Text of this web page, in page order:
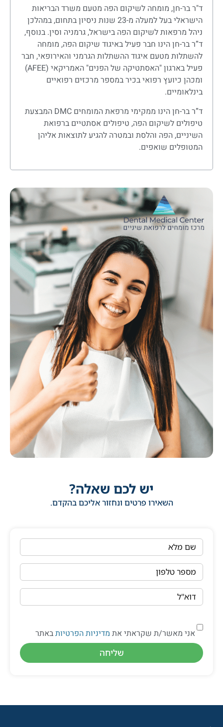
ד"ר בר-חן, מומחה לשיקום הפה מטעם משרד הבריאות
הישראלי בעל למעלה מ-23 שנות ניסיון בתחום, במהלכן
ניהל מרפאות לשיקום הפה בישראל, גרמניה וסין. בנוסף,
ד”ר בר-חן הינו חבר פעיל באיגוד שיקום הפה, מומחה
להשתלות מטעם איגוד ההשתלות הגרמני והאירופאי, חבר
פעיל בארגון "האסתטיקה של הפנים" האמריקאי (AFEE)
ומכהן כיועץ רפואי בכיר במספר מרכזים רפואיים
בינלאומיים.
ד”ר בר-חן הינו ממקימי מרפאת המומחים DMC המבצעת
טיפולים לשיקום הפה, טיפולים אסתטיים ברפואת
השיניים, הפה והלסת ובמטרה להגיע לתוצאות אליהן
המטופלים שואפים.
יש לכם שאלה?
השאירו פרטים ונחזור אליכם בהקדם.
שם מלא
מספר טלפון
דוא"ל
אני מאשר/ת שקראתי את מדיניות הפרטיותבאתר
שליחה